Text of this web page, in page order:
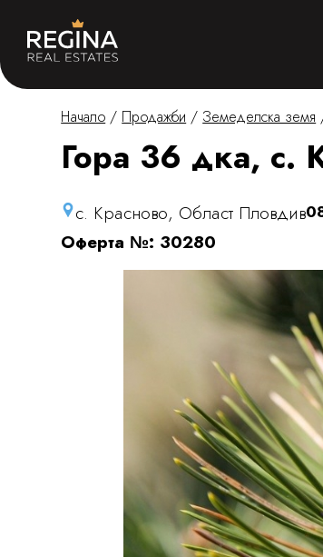
Начало / Продажби / Земеделска земя
Гора 36 дка, с.
с. Красново, Област Пловдив
Оферта №: 30280